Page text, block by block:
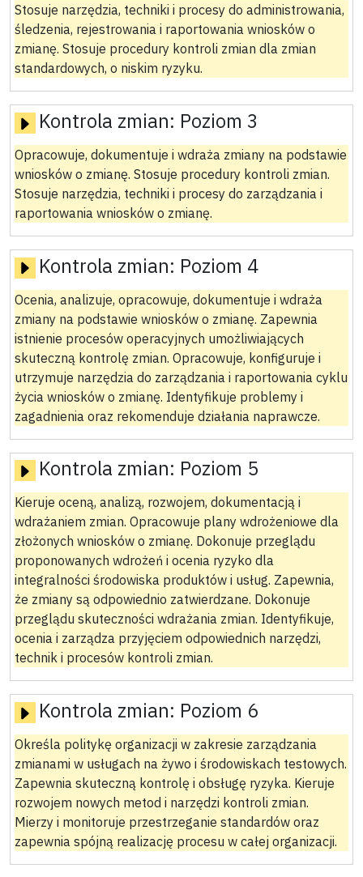
Stosuje narzędzia, techniki i procesy do administrowania,
śledzenia, rejestrowania i raportowania wniosków o
zmianę. Stosuje procedury kontroli zmian dla zmian
standardowych, o niskim ryzyku.
Kontrola zmian: Poziom 3
Opracowuje, dokumentuje i wdraża zmiany na podstawie
wniosków o zmianę. Stosuje procedury kontroli zmian.
Stosuje narzędzia, techniki i procesy do zarządzania i
raportowania wniosków o zmianę.
Kontrola zmian: Poziom 4
Ocenia, analizuje, opracowuje, dokumentuje i wdraża
zmiany na podstawie wniosków o zmianę. Zapewnia
istnienie procesów operacyjnych umożliwiających
skuteczną kontrolę zmian. Opracowuje, konfiguruje i
utrzymuje narzędzia do zarządzania i raportowania cyklu
życia wniosków o zmianę. Identyfikuje problemy i
zagadnienia oraz rekomenduje działania naprawcze.
Kontrola zmian: Poziom 5
Kieruje oceną, analizą, rozwojem, dokumentacją i
wdrażaniem zmian. Opracowuje plany wdrożeniowe dla
złożonych wniosków o zmianę. Dokonuje przeglądu
proponowanych wdrożeń i ocenia ryzyko dla
integralności środowiska produktów i usług. Zapewnia,
że zmiany są odpowiednio zatwierdzane. Dokonuje
przeglądu skuteczności wdrażania zmian. Identyfikuje,
ocenia i zarządza przyjęciem odpowiednich narzędzi,
technik i procesów kontroli zmian.
Kontrola zmian: Poziom 6
Określa politykę organizacji w zakresie zarządzania
zmianami w usługach na żywo i środowiskach testowych.
Zapewnia skuteczną kontrolę i obsługę ryzyka. Kieruje
rozwojem nowych metod i narzędzi kontroli zmian.
Mierzy i monitoruje przestrzeganie standardów oraz
zapewnia spójną realizację procesu w całej organizacji.